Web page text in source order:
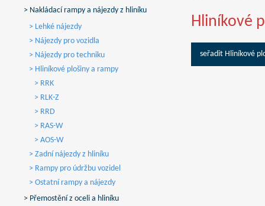
> Nakládací rampy a nájezdy z hliníku
> Lehké nájezdy
> Nájezdy pro vozidla
> Nájezdy pro techniku
> Hliníkové plošiny a rampy
> RRK
> RLK-Z
> RRD
> RAS-W
> AOS-W
> Zadní nájezdy z hliníku
> Rampy pro údržbu vozidel
> Ostatní rampy a nájezdy
> Přemostění z oceli a hliníku
Hliníkové
seřadit Hliníkové